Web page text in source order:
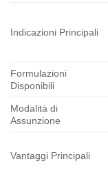
Indicazioni Principali
Formulazioni
Disponibili
Modalità di
Assunzione
Vantaggi Principali